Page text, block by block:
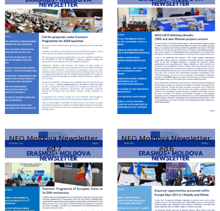
NEO Moldova Newsletter,
ed.7
NEO Moldova Newsletter,
ed.6